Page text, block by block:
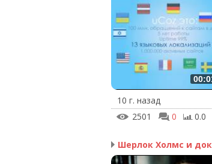
10 г. назад
2501
0 0.0